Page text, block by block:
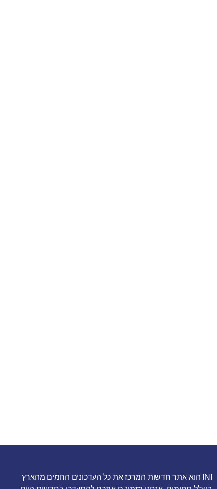
INI הוא אתר חדשות המרכז את כל העדכונים החמים מהארץ